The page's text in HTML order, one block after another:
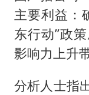
主要利益：
东行动”政
影响力上升
分析人士指